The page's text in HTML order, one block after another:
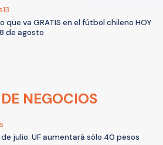
que va GRATIS en el fútbol chileno HOY
de agosto
NEGOCIOS
de julio: UF aumentará sólo 40 pesos